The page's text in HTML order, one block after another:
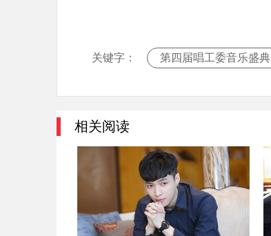
关键字： 第四届唱工委音乐盛典
相关阅读